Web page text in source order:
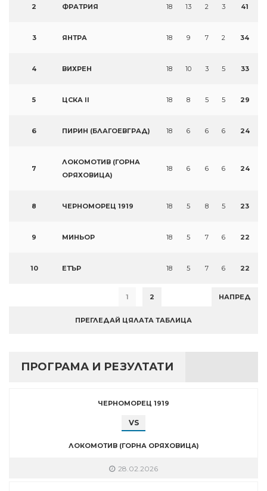
2 ФРАТРИЯ 18 13 2 3 41
3 ЯНТРА 18 9 7 2 34
4 ВИХРЕН 18 10 3 5 33
5 ЦСКА II 18 8 5 5 29
6 ПИРИН (БЛАГОЕВГРАД) 18 6 6 6 24
7
ЛОКОМОТИВ (ГОРНА
ОРЯХОВИЦА)
18 6 6 6 24
8 ЧЕРНОМОРЕЦ 1919 18 5 8 5 23
9 МИНЬОР 18 5 7 6 22
10 ЕТЪР 18 5 7 6 22
1 2 НАПРЕД
ПРЕГЛЕДАЙ ЦЯЛАТА ТАБЛИЦА
ПРОГРАМА И РЕЗУЛТАТИ
ЧЕРНОМОРЕЦ 1919
VS
ЛОКОМОТИВ (ГОРНА ОРЯХОВИЦА)
28.02.2026